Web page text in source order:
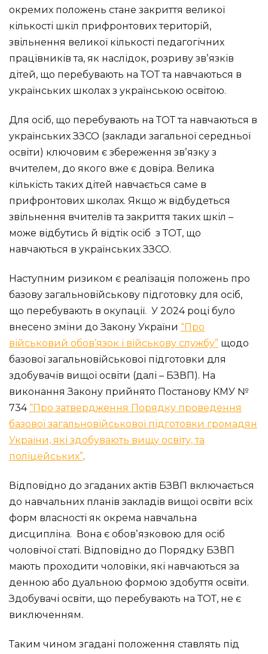
окремих положень стане закриття великої
кількості шкіл прифронтових територій,
звільнення великої кількості педагогічних
працівників та, як наслідок, розриву звʼязків
дітей, що перебувають на ТОТ та навчаються в
українських школах з українською освітою.
Для осіб, що перебувають на ТОТ та навчаються в
українських ЗЗСО (заклади загальної середньої
освіти) ключовим є збереження звʼязку з
вчителем, до якого вже є довіра. Велика
кількість таких дітей навчається саме в
прифронтових школах. Якщо ж відбудеться
звільнення вчителів та закриття таких шкіл –
може відбутись й відтік осіб з ТОТ, що
навчаються в українських ЗЗСО.
Наступним ризиком є реалізація положень про
базову загальновійськову підготовку для осіб,
що перебувають в окупації. У 2024 році було
внесено зміни до Закону України “Про
військовий обов’язок і військову службу” щодо
базової загальновійськової підготовки для
здобувачів вищої освіти (далі – БЗВП). На
виконання Закону прийнято Постанову КМУ №
734 “Про затвердження Порядку проведення
базової загальновійськової підготовки громадян
України, які здобувають вищу освіту, та
поліцейських”.
Відповідно до згаданих актів БЗВП включається
до навчальних планів закладів вищої освіти всіх
форм власності як окрема навчальна
дисципліна. Вона є обовʼязковою для осіб
чоловічої статі. Відповідно до Порядку БЗВП
мають проходити чоловіки, які навчаються за
денною або дуальною формою здобуття освіти.
Здобувачі освіти, що перебувають на ТОТ, не є
виключенням.
Таким чином згадані положення ставлять під